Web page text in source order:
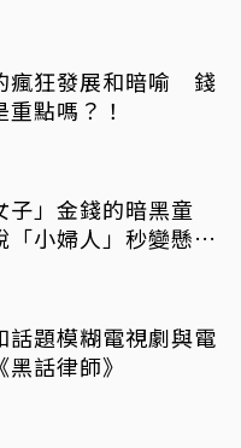
瘋狂發展和暗喻 錢
點嗎？！
子」金錢的暗黑童
小婦人」秒變懸疑
話題模糊電視劇與電
話律師》